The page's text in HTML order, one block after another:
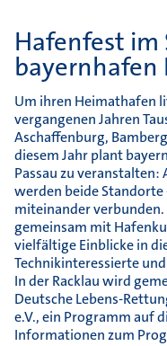
Hafenfest im
bayernhafen
Um ihren Heimathafen
vergangenen Jahren
Aschaffenburg,
diesem Jahr plant
Passau zu veranstalten:
werden beide Standorte
miteinander
gemeinsam mit
vielfältige Einblicke in
Technikinteressierte
In der Racklau wird
Deutsche Lebens-
e.V., ein Programm auf
Informationen zum